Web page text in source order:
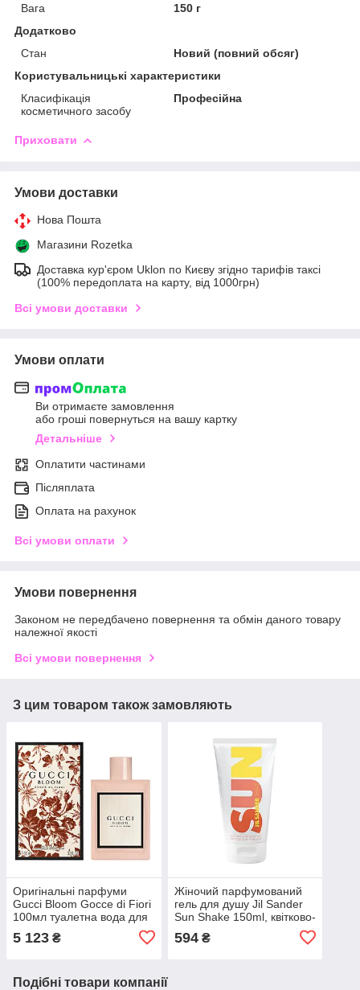
Вага
150 г
Додатково
Стан
Новий (повний обсяг)
Користувальницькі характеристики
Класифікація
косметичного засобу
Професійна
Приховати
Умови доставки
Нова Пошта
Магазини Rozetka
Доставка кур'єром Uklon по Києву згідно тарифів таксі
(100% передоплата на карту, від 1000грн)
Всі умови доставки
Умови оплати
Ви отримаєте замовлення
або гроші повернуться на вашу картку
Детальніше
Оплатити частинами
Післяплата
Оплата на рахунок
Всі умови оплати
Умови повернення
Законом не передбачено повернення та обмін даного товару
належної якості
Всі умови повернення
З цим товаром також замовляють
Оригінальні парфуми
Gucci Bloom Gocce di Fiori
100мл туалетна вода для
аромат
5 123 ₴
Жіночий парфумований
гель для душу Jil Sander
Sun Shake 150ml, квітково-
фруктовий з нотою цитрус
594₴
Подібні товари компанії